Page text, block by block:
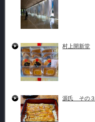
村上開新堂
源氏 その３